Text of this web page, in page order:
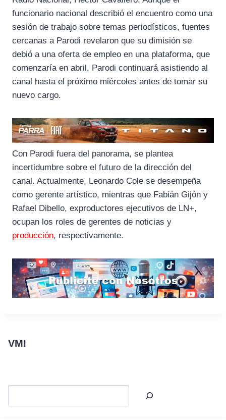
funcionario nacional describió el encuentro como una
sesión de trabajo sobre temas periodísticos, fuentes
cercanas a Parodi revelaron que su dimisión se
debió a una oferta de empleo en una plataforma, que
comenzaría en abril. Parodi continuará asistiendo al
canal hasta el próximo miércoles antes de tomar su
nuevo cargo.
Con Parodi fuera del panorama, se plantea
incertidumbre sobre el futuro de la dirección del
canal. Actualmente, Leonardo Cole se desempeña
como gerente artístico, mientras que Fabián Gijón y
Rafael Dibello, exproductores ejecutivos de LN+,
ocupan los roles de gerentes de noticias y
producción, respectivamente.
VMI